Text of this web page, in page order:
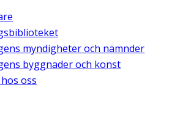
myndigheter och nämnder
byggnader och konst
oss